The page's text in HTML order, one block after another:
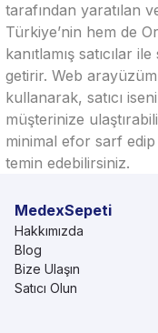
tarafından yaratılan
Türkiye’nin hem de
kanıtlamış satıcılar
getirir. Web
kullanarak, satıcı
müşterinize
minimal efor sarf
temin edebilirsiniz.
MedexSepeti
Hakkımızda
Blog
Bize Ulaşın
Satıcı Olun